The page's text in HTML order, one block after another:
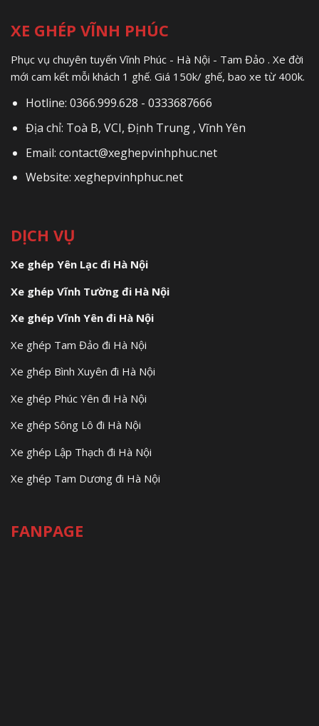
XE GHÉP VĨNH PHÚC
Phục vụ chuyên tuyến Vĩnh Phúc - Hà Nội - Tam Đảo . Xe đời
mới cam kết mỗi khách 1 ghế. Giá 150k/ ghế, bao xe từ 400k.
Hotline: 0366.999.628 - 0333687666
Địa chỉ: Toà B, VCI, Định Trung , Vĩnh Yên
Email: contact@xeghepvinhphuc.net
Website: xeghepvinhphuc.net
DỊCH VỤ
Xe ghép Yên Lạc đi Hà Nội
Xe ghép Vĩnh Tường đi Hà Nội
Xe ghép Vĩnh Yên đi Hà Nội
Xe ghép Tam Đảo đi Hà Nội
Xe ghép Bình Xuyên đi Hà Nội
Xe ghép Phúc Yên đi Hà Nội
Xe ghép Sông Lô đi Hà Nội
Xe ghép Lập Thạch đi Hà Nội
Xe ghép Tam Dương đi Hà Nội
FANPAGE